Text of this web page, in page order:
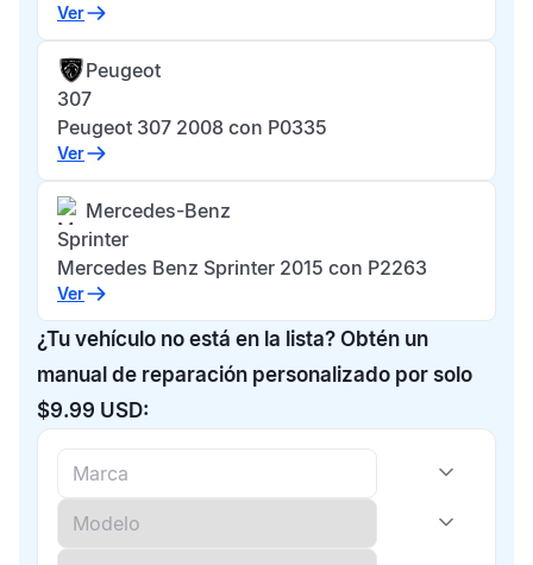
Ver
Peugeot
307
Peugeot 307 2008 con P0335
Ver
Mercedes-Benz
Sprinter
Mercedes Benz Sprinter 2015 con P2263
Ver
¿Tu vehículo no está en la lista? Obtén un
manual de reparación personalizado por solo
$9.99 USD: